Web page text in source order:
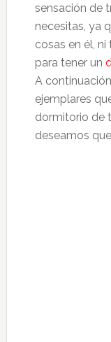
sensación de
necesitas, ya
cosas en él,
para tener un
A
ejemplares
dormitorio de
deseamos